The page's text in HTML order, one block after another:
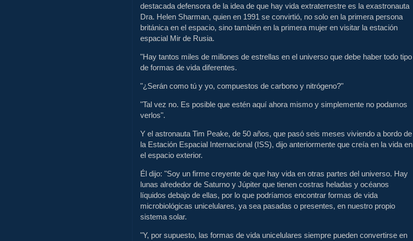
destacada defensora de la idea de que hay vida extraterrestre es la exastronauta
Dra. Helen Sharman, quien en 1991 se convirtió, no solo en la primera persona
británica en el espacio, sino también en la primera mujer en visitar la estación
espacial Mir de Rusia.
"Hay tantos miles de millones de estrellas en el universo que debe haber todo tipo
de formas de vida diferentes.
"¿Serán como tú y yo, compuestos de carbono y nitrógeno?"
"Tal vez no. Es posible que estén aquí ahora mismo y simplemente no podamos
verlos".
Y el astronauta Tim Peake, de 50 años, que pasó seis meses viviendo a bordo de
la Estación Espacial Internacional (ISS), dijo anteriormente que creía en la vida en
el espacio exterior.
Él dijo: "Soy un firme creyente de que hay vida en otras partes del universo. Hay
lunas alrededor de Saturno y Júpiter que tienen costras heladas y océanos
líquidos debajo de ellas, por lo que podríamos encontrar formas de vida
microbiológicas unicelulares, ya sea pasadas o presentes, en nuestro propio
sistema solar.
"Y, por supuesto, las formas de vida unicelulares siempre pueden convertirse en